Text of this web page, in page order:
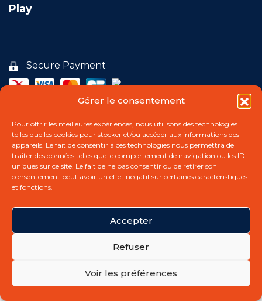
Gérer le consentement
Pour offrir les meilleures expériences, nous utilisons des technologies
telles que les cookies pour stocker et/ou accéder aux informations des
appareils. Le fait de consentir à ces technologies nous permettra de
traiter des données telles que le comportement de navigation ou les ID
uniques sur ce site. Le fait de ne pas consentir ou de retirer son
consentement peut avoir un effet négatif sur certaines caractéristiques
et fonctions.
Accepter
Refuser
Voir les préférences
Commitments
BOOK NOW
My account
Play
Secure Payment
Buy & Book Online
Start whenever you like
Customer service
© 2026Swim Stars | All rights reserved |Legal
Terms & Conditions